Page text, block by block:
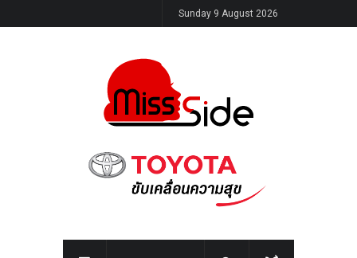
Sunday 9 August 2026